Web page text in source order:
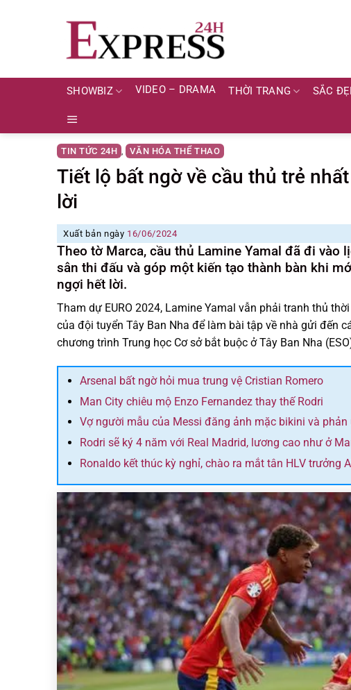
SHOWBIZ VIDEO – DRAMA THỜI TRANG SẮC
TIN TỨC 24H , VĂN HÓA THỂ THAO
Tiết lộ bất ngờ về cầu thủ trẻ
lời
Xuất bản ngày 16/06/2024
Theo tờ Marca, cầu thủ Lamine Yamal đã đi vào
sân thi đấu và góp một kiến tạo thành bàn khi
ngợi hết lời.
Tham dự EURO 2024, Lamine Yamal vẫn phải tranh thủ
của đội tuyển Tây Ban Nha để làm bài tập về nhà gửi đến
chương trình Trung học Cơ sở bắt buộc ở Tây Ban Nha
Arsenal bất ngờ hỏi mua trung vệ Cristian Romero
Man City chiêu mộ Enzo Fernandez thay thế Rodri
Vợ người mẫu của Messi đăng ảnh mặc bikini và
Rodri sẽ ký 4 năm với Real Madrid, lương cao như ở
Ronaldo kết thúc kỳ nghỉ, chào ra mắt tân HLV trưởng